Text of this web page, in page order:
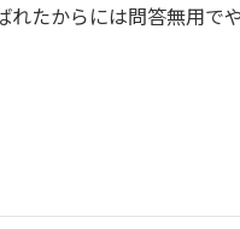
たからには問答無用で